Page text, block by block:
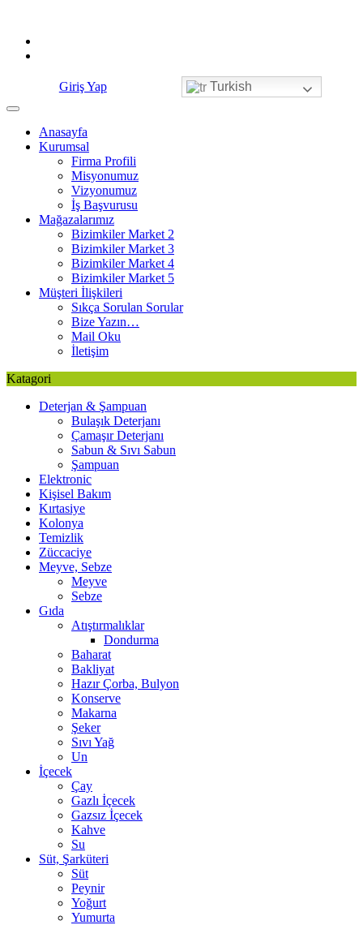
content
Giriş Yap Turkish
Anasayfa
Kurumsal
Firma Profili
Misyonumuz
Vizyonumuz
İş Başvurusu
Mağazalarımız
Bizimkiler Market 2
Bizimkiler Market 3
Bizimkiler Market 4
Bizimkiler Market 5
Müşteri İlişkileri
Sıkça Sorulan Sorular
Bize Yazın…
Mail Oku
İletişim
Katagori
Deterjan & Şampuan
Bulaşık Deterjanı
Çamaşır Deterjanı
Sabun & Sıvı Sabun
Şampuan
Elektronic
Kişisel Bakım
Kırtasiye
Kolonya
Temizlik
Züccaciye
Meyve, Sebze
Meyve
Sebze
Gıda
Atıştırmalıklar
Dondurma
Baharat
Bakliyat
Hazır Çorba, Bulyon
Konserve
Makarna
Şeker
Sıvı Yağ
Un
İçecek
Çay
Gazlı İçecek
Gazsız İçecek
Kahve
Su
Süt, Şarküteri
Süt
Peynir
Yoğurt
Yumurta